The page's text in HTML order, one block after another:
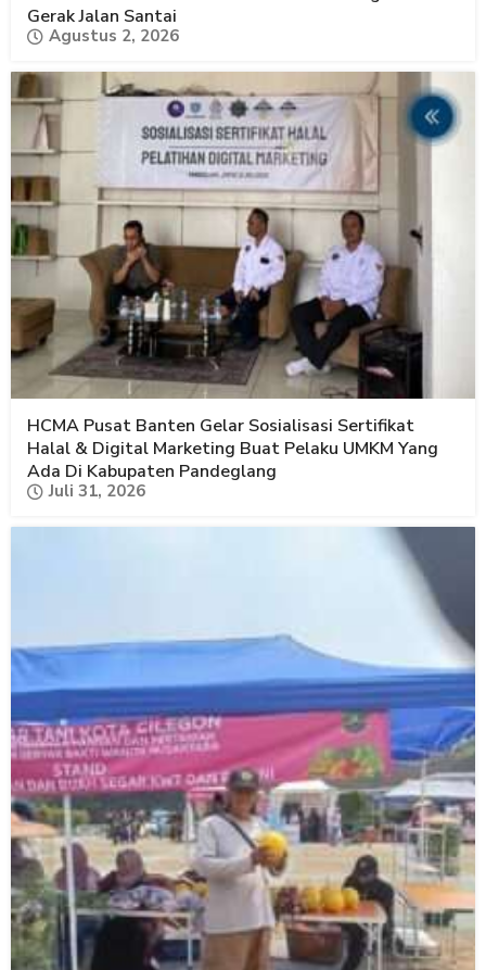
Gerak Jalan Santai
Agustus 2, 2026
HCMA Pusat Banten Gelar Sosialisasi Sertifikat
Halal & Digital Marketing Buat Pelaku UMKM Yang
Ada Di Kabupaten Pandeglang
Juli 31, 2026